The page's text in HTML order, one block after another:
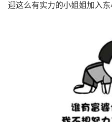
迎这么有实力的小姐姐加入东